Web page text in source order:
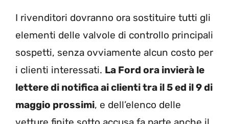
I rivenditori dovranno ora sostituire tutti gli
elementi delle valvole di controllo principali
sospetti, senza ovviamente alcun costo per
i clienti interessati. La Ford ora invierà le
lettere di notifica ai clienti tra il 5 ed il 9 di
maggio prossimi, e dell’elenco delle